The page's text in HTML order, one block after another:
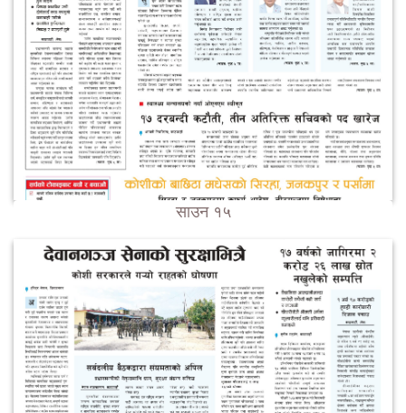
साउन १५